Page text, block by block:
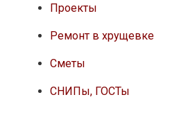
Проекты
Ремонт в хрущевке
Сметы
СНИПы, ГОСТы